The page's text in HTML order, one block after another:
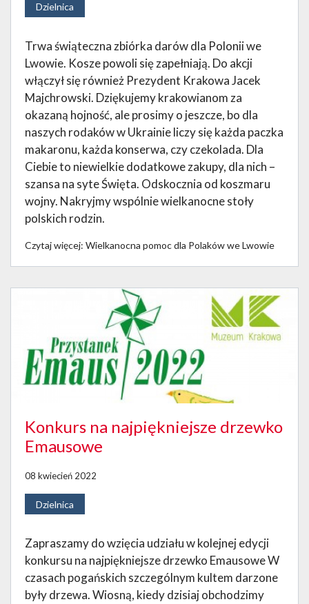
Dzielnica
Trwa świąteczna zbiórka darów dla Polonii we
Lwowie. Kosze powoli się zapełniają. Do akcji
włączył się również Prezydent Krakowa Jacek
Majchrowski. Dziękujemy krakowianom za
okazaną hojność, ale prosimy o jeszcze, bo dla
naszych rodaków w Ukrainie liczy się każda paczka
makaronu, każda konserwa, czy czekolada. Dla
Ciebie to niewielkie dodatkowe zakupy, dla nich –
szansa na syte Święta. Odskocznia od koszmaru
wojny. Nakryjmy wspólnie wielkanocne stoły
polskich rodzin.
Czytaj więcej: Wielkanocna pomoc dla Polaków we Lwowie
Konkurs na najpiękniejsze drzewko
Emausowe
08 kwiecień 2022
Dzielnica
Zapraszamy do wzięcia udziału w kolejnej edycji
konkursu na najpiękniejsze drzewko Emausowe W
czasach pogańskich szczególnym kultem darzone
były drzewa. Wiosną, kiedy dzisiaj obchodzimy